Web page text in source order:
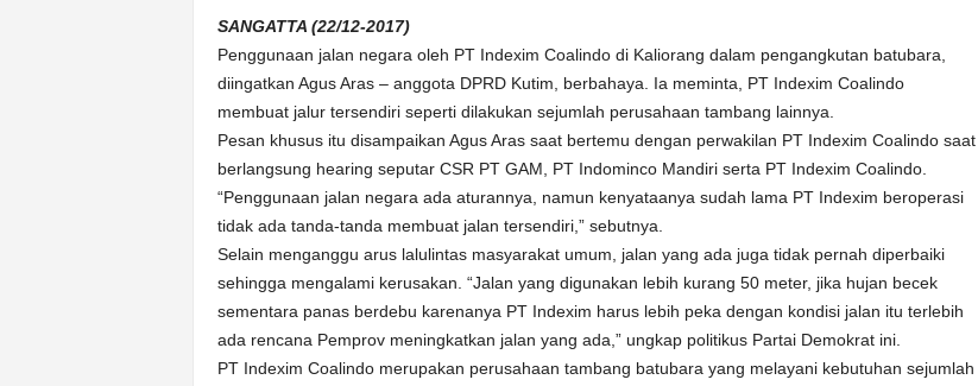
SANGATTA (22/12-2017)
Penggunaan jalan negara oleh PT Indexim Coalindo di Kaliorang dalam pengangkutan batubara,
diingatkan Agus Aras – anggota DPRD Kutim, berbahaya. Ia meminta, PT Indexim Coalindo
membuat jalur tersendiri seperti dilakukan sejumlah perusahaan tambang lainnya.
Pesan khusus itu disampaikan Agus Aras saat bertemu dengan perwakilan PT Indexim Coalindo saat
berlangsung hearing seputar CSR PT GAM, PT Indominco Mandiri serta PT Indexim Coalindo.
“Penggunaan jalan negara ada aturannya, namun kenyataanya sudah lama PT Indexim beroperasi
tidak ada tanda-tanda membuat jalan tersendiri,” sebutnya.
Selain menganggu arus lalulintas masyarakat umum, jalan yang ada juga tidak pernah diperbaiki
sehingga mengalami kerusakan. “Jalan yang digunakan lebih kurang 50 meter, jika hujan becek
sementara panas berdebu karenanya PT Indexim harus lebih peka dengan kondisi jalan itu terlebih
ada rencana Pemprov meningkatkan jalan yang ada,” ungkap politikus Partai Demokrat ini.
PT Indexim Coalindo merupakan perusahaan tambang batubara yang melayani kebutuhan sejumlah